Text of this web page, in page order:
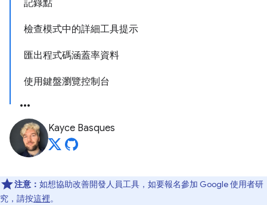
記錄點
檢查模式中的詳細工具提示
匯出程式碼涵蓋率資料
使用鍵盤瀏覽控制台
Kayce Basques
注意： 如想協助改善開發人員工具，如要報名參加 Google 使用者研
究，請按這裡。